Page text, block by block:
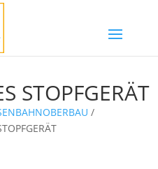
STOPFGERÄT
/